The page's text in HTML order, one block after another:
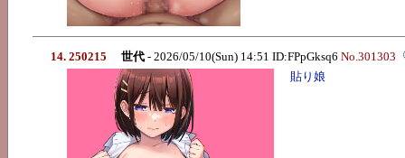
14. 250215 世代 - 2026/05/10(Sun) 14:51 ID:FPpGksq6 No.301303
貼り娘